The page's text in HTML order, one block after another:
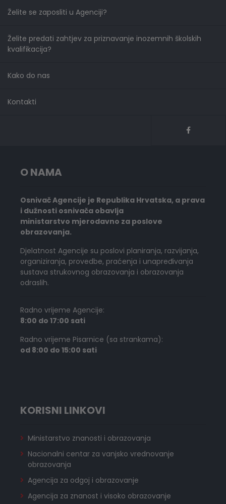
Želite se zaposliti u Agenciji?
Želite predati zahtjev za priznavanje inozemnih školskih
kvalifikacija?
Kako do nas
Kontakti
O NAMA
Osnivač Agencije je Republika Hrvatska, a prava
i dužnosti osnivača obavlja
ministarstvo mjerodavno za poslove
obrazovanja.
Djelatnost Agencije su poslovi planiranja, razvijanja,
organiziranja, provedbe, praćenja i unapređivanja
sustava strukovnog obrazovanja i obrazovanja
odraslih.
Radno vrijeme Agencije:
8:00 do 17:00 sati
Radno vrijeme Pisarnice (sa strankama):
od 8:00 do 15:00 sati
KORISNI LINKOVI
Ministarstvo znanosti i obrazovanja
Nacionalni centar za vanjsko vrednovanje
obrazovanja
Agencija za odgoj i obrazovanje
Agencija za znanost i visoko obrazovanje